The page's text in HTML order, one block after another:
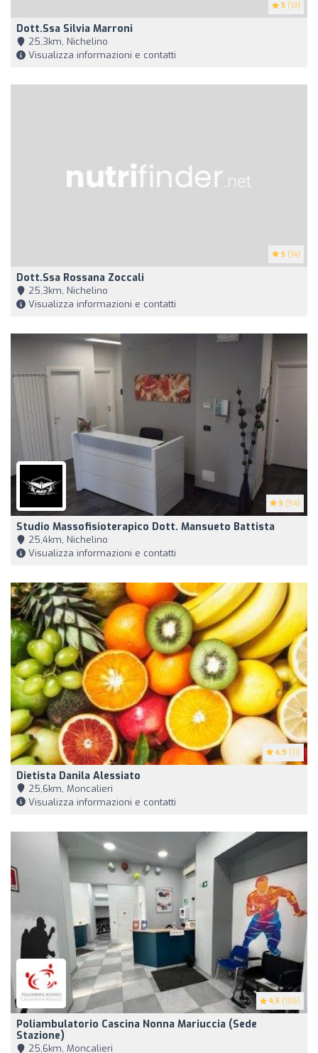
5 (13)
Dott.ssa Silvia Marroni
25,3km, Nichelino
Visualizza informazioni e contatti
5 (14)
Dott.ssa Rossana Zoccali
25,3km, Nichelino
Visualizza informazioni e contatti
5 (54)
Studio Massofisioterapico Dott. Mansueto Battista
25,4km, Nichelino
Visualizza informazioni e contatti
4.9 (11)
Dietista Danila Alessiato
25,6km, Moncalieri
Visualizza informazioni e contatti
4.5 (106)
Poliambulatorio Cascina Nonna Mariuccia (Sede
Stazione)
25,6km, Moncalieri